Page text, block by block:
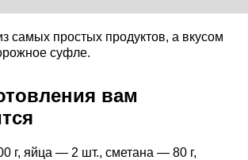
самых простых продуктов, а вкусом
суфле.
вам
г, яйца — 2 шт., сметана — 80 г,